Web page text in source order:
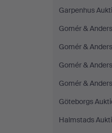
Garpenhus
Gomér &
Gomér &
Gomér &
Gomér &
Göteborgs
Halmstads